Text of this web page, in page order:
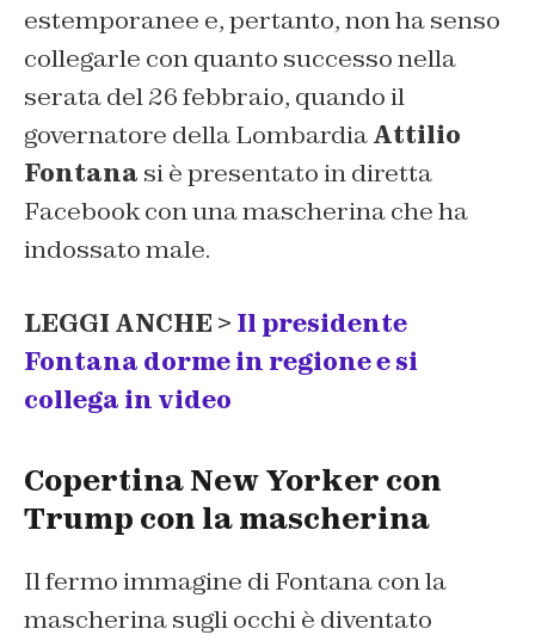
estemporanee e, pertanto, non ha senso
collegarle con quanto successo nella
serata del 26 febbraio, quando il
governatore della LombardiaAttilio
Fontana si è presentato in diretta
Facebook con una mascherina che ha
indossato male.
LEGGI ANCHE > Il presidente
Fontana dorme in regione e si
collega in video
Copertina New Yorker con
Trump con la mascherina
Il fermo immagine di Fontana con la
mascherina sugli occhi è diventato